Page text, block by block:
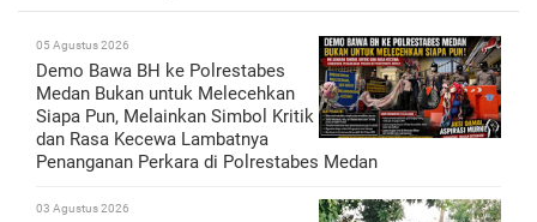
05 Agustus 2026
Demo Bawa BH ke Polrestabes
Medan Bukan untuk Melecehkan
Siapa Pun, Melainkan Simbol Kritik
dan Rasa Kecewa Lambatnya
Penanganan Perkara di Polrestabes Medan
03 Agustus 2026